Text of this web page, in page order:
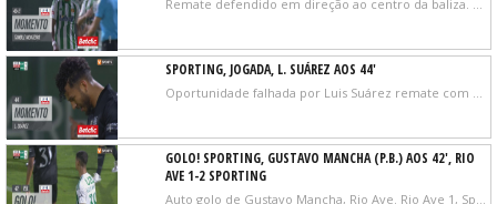
SPORTING, JOGADA, L. SUÁREZ AOS 44'
GOLO! SPORTING, GUSTAVO MANCHA (P.B.) AOS 42', RIO
AVE 1-2 SPORTING